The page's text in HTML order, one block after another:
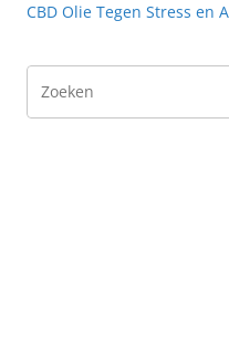
CBD Olie Tegen Stress en